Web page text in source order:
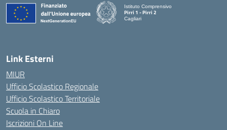
Istituto Comprensivo
Pirri 1 - Pirri 2
Cagliari
Link Esterni
MIUR
Ufficio Scolastico Regionale
Ufficio Scolastico Territoriale
Scuola in Chiaro
Iscrizioni On Line